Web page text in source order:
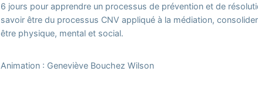
6 jours pour apprendre un processus de prévention et de
savoir être du processus CNV appliqué à la médiation,
être physique, mental et social.
Animation : Geneviève Bouchez Wilson